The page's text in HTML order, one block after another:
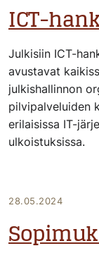
ICT-
Julkisiin ICT-
avustavat
julkishallinnon
pilvipalveluiden
erilaisissa IT-
ulkoistuksissa.
28.05.2024